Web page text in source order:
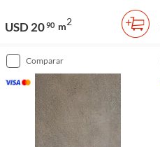
USD 2090 m2
comparar